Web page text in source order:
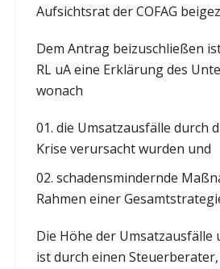
Aufsichtsrat der COFAG
Dem Antrag beizuschließen
RL uA eine Erklärung des
wonach
die Umsatzausfälle durch
Krise verursacht wurden und
schadensmindernde
Rahmen einer
Die Höhe der Umsatzausfälle
ist durch einen Steuerberater,